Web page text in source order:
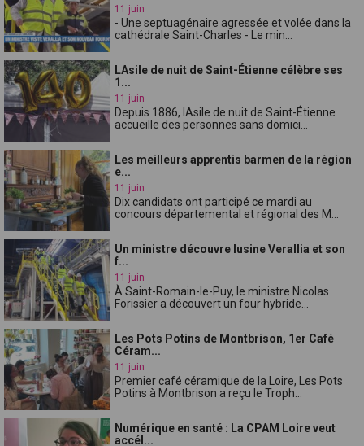
11 juin
- Une septuagénaire agressée et volée dans la
cathédrale Saint-Charles - Le min...
LAsile de nuit de Saint-Étienne célèbre ses
1...
11 juin
Depuis 1886, lAsile de nuit de Saint-Étienne
accueille des personnes sans domici...
Les meilleurs apprentis barmen de la région
e...
11 juin
Dix candidats ont participé ce mardi au
concours départemental et régional des M...
Un ministre découvre lusine Verallia et son
f...
11 juin
À Saint-Romain-le-Puy, le ministre Nicolas
Forissier a découvert un four hybride...
Les Pots Potins de Montbrison, 1er Café
Céram...
11 juin
Premier café céramique de la Loire, Les Pots
Potins à Montbrison a reçu le Troph...
Numérique en santé : La CPAM Loire veut
accél...